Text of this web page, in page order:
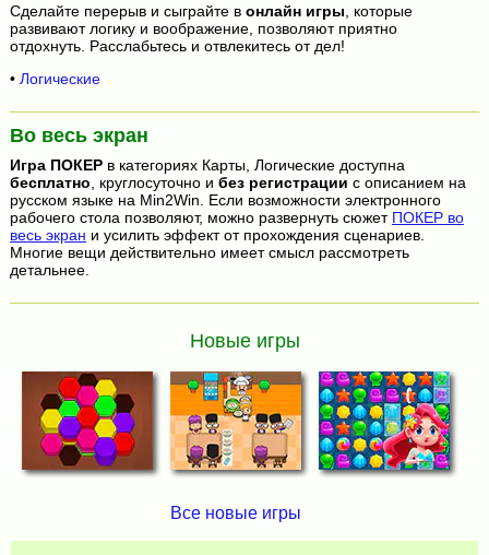
Сделайте перерыв и сыграйте в онлайн игры , которые
развивают логику и воображение, позволяют приятно
отдохнуть. Расслабьтесь и отвлекитесь от дел!
• Логические
Во весь экран
Игра ПОКЕРв категориях Карты, Логические доступна
бесплатно, круглосуточно и без регистрации с описанием на
русском языке на Min2Win. Если возможности электронного
рабочего стола позволяют, можно развернуть сюжет ПОКЕР во
весь экран и усилить эффект от прохождения сценариев.
Многие вещи действительно имеет смысл рассмотреть
детальнее.
Новые игры
Все новые игры